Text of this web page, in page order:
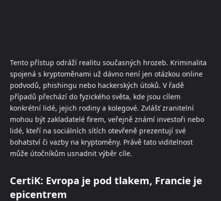
Tento přístup odráží realitu současných hrozeb. Kriminalita
spojená s kryptoměnami už dávno není jen otázkou online
podvodů, phishingu nebo hackerských útoků. V řadě
případů přechází do fyzického světa, kde jsou cílem
konkrétní lidé, jejich rodiny a kolegové. Zvlášť zranitelní
mohou být zakladatelé firem, veřejně známí investoři nebo
lidé, kteří na sociálních sítích otevřeně prezentují své
bohatství či vazby na kryptoměny. Právě tato viditelnost
může útočníkům usnadnit výběr cíle.
CertiK: Evropa je pod tlakem, Francie je
epicentrem